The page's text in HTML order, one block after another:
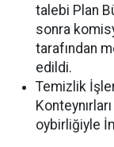
talebi Plan
sonra
tarafından
edildi.
Temizlik
oybirliğiyle